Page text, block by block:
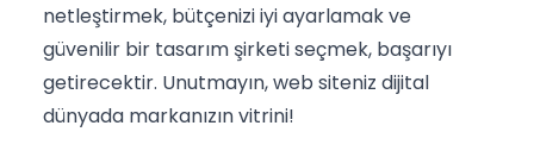
netleştirmek, bütçenizi iyi ayarlamak ve
güvenilir bir tasarım şirketi seçmek, başarıyı
getirecektir. Unutmayın, web siteniz dijital
dünyada markanızın vitrini!